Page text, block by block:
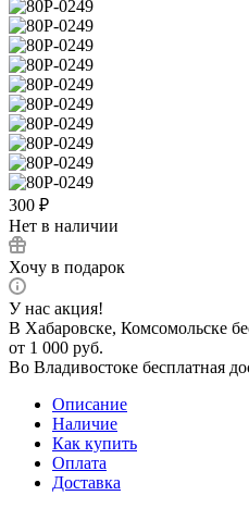
300 ₽
Нет в наличии
Хочу в подарок
У нас акция!
В Хабаровске, Комсомольске
от 1 000 руб.
Во Владивостоке бесплатная
Описание
Наличие
Как купить
Оплата
Доставка